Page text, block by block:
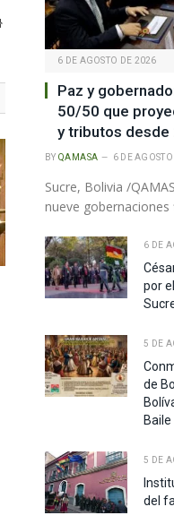
Website
6 DE AGOSTO DE 2026
Paz y
50/50 que
y tributos desde
BY QAMASA 6 DE
Sucre, Bolivia /
nueve
6 DE
por
5 DE
de
5 DE
del